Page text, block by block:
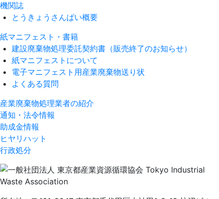
機関誌
とうきょうさんぱい概要
紙マニフェスト・書籍
建設廃棄物処理委託契約書（販売終了のお知らせ）
紙マニフェストについて
電子マニフェスト用産業廃棄物送り状
よくある質問
産業廃棄物処理業者の紹介
通知・法令情報
助成金情報
ヒヤリハット
行政処分